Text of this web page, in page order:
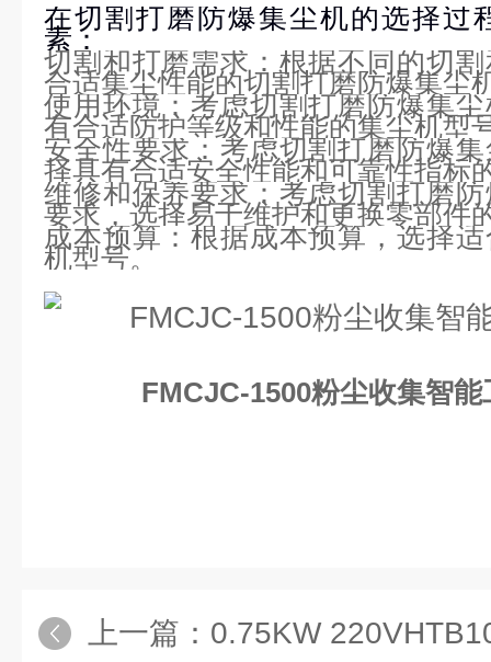
在切割打磨防爆集尘机的选择过
素：
切割和打磨需求：根据不同的切
合适集尘性能的切割打磨防爆集尘
使用环境：考虑切割打磨防爆集
有合适防护等级和性能的集尘机型
安全性要求：考虑切割打磨防爆
择具有合适安全性能和可靠性指标
维修和保养要求：考虑切割打磨
要求，选择易于维护和更换零部件
成本预算：根据成本预算，选择
机型号。
FMCJC-1500粉尘收集智
上一篇： 0.75KW 220VHTB100-102-